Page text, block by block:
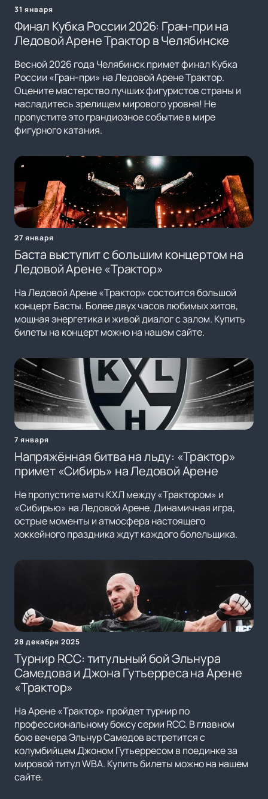
31 января
Финал Кубка России 2026: Гран-при на
Ледовой Арене Трактор в Челябинске
Весной 2026 года Челябинск примет финал Кубка
России «Гран-при» на Ледовой Арене Трактор.
Оцените мастерство лучших фигуристов страны и
насладитесь зрелищем мирового уровня! Не
пропустите это грандиозное событие в мире
фигурного катания.
27 января
Баста выступит с большим концертом на
Ледовой Арене «Трактор»
На Ледовой Арене «Трактор» состоится большой
концерт Басты. Более двух часов любимых хитов,
мощная энергетика и живой диалог с залом. Купить
билеты на концерт можно на нашем сайте.
7 января
Напряжённая битва на льду: «Трактор»
примет «Сибирь» на Ледовой Арене
Не пропустите матч КХЛ между «Трактором» и
«Сибирью» на Ледовой Арене. Динамичная игра,
острые моменты и атмосфера настоящего
хоккейного праздника ждут каждого болельщика.
28 декабря 2025
Турнир RCC: титульный бой Эльнура
Самедова и Джона Гутьерреса на Арене
«Трактор»
На Арене «Трактор» пройдет турнир по
профессиональному боксу серии RCC. В главном
бою вечера Эльнур Самедов встретится с
колумбийцем Джоном Гутьерресом в поединке за
мировой титул WBA. Купить билеты можно на нашем
сайте.